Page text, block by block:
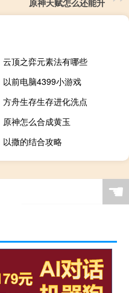
原神天赋怎么还能升
云顶之弈元素法有哪些
以前电脑4399小游戏
方舟生存生存进化洗点
原神怎么合成黄玉
以撒的结合攻略
☚